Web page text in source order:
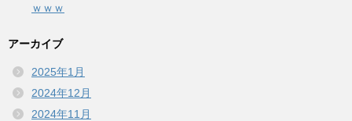
ｗｗｗ
アーカイブ
2025年1月
2024年12月
2024年11月